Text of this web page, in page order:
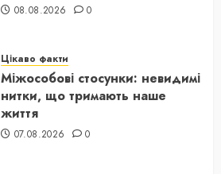
08.08.2026 0
Цікаво факти
Міжособові стосунки: невидимі
нитки, що тримають наше
життя
07.08.2026 0